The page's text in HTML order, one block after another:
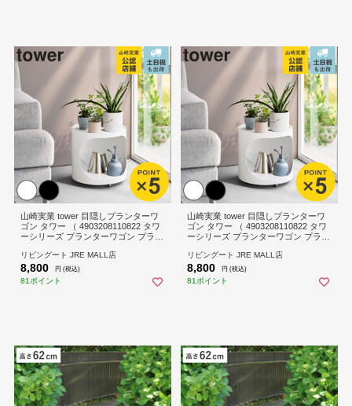
山崎実業 tower 目隠しプランターワ
ゴン タワー （ 4903208110822 タワ
ーシリーズ プランターワゴン プラン
ンター ワゴン フラワーワゴン 花台
鉢置き 観葉植物 回転式 ） 【ホワイ
ト】
リビングート JRE MALL店
8,800 円 (税込)
81ポイント
山崎実業 tower 目隠しプランターワ
ゴン タワー （ 4903208110822 タワ
ーシリーズ プランターワゴン プラン
ンター ワゴン フラワーワゴン 花台
鉢置き 観葉植物 回転式 ） 【ブラッ
ク】
リビングート JRE MALL店
8,800 円 (税込)
81ポイント